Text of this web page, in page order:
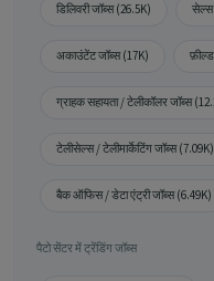
डिलिवरी जॉब्स (26.5K) सेल्स
अकाउंटेंट जॉब्स (17K)
ग्राहक सहायता / टेलीकॉलर जॉब्स
टेलीसेल्स / टेलीमार्केटिंग जॉब्स (7.09K)
बैक ऑफिस / डेटा एंट्री जॉब्स (6.49K)
पैटो सेंटर में ट्रेंडिंग जॉब्स